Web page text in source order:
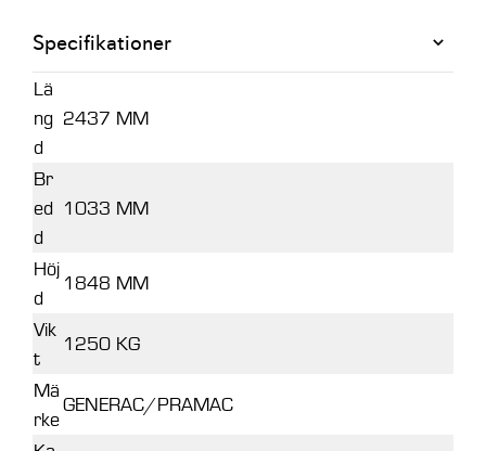
Specifikationer
Lä
ng
d
2437 MM
Br
ed
d
1033 MM
Höj
d
1848 MM
Vik
t
1250 KG
Mä
rke
GENERAC/PRAMAC